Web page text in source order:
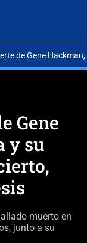
de Gene
Gene
y su
muerto en
junto a su